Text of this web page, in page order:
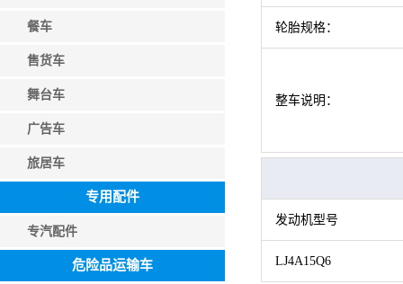
餐车
售货车
舞台车
广告车
旅居车
专用配件
专汽配件
危险品运输车
轮胎规格：
整车说明：
发动机型号
LJ4A15Q6